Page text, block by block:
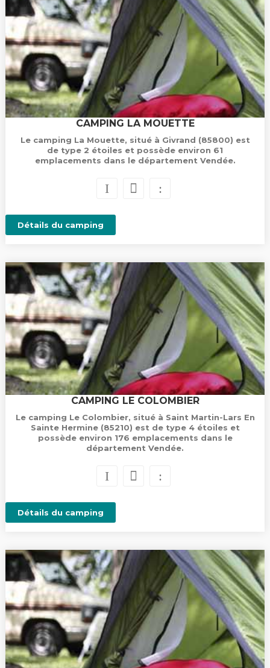
CAMPING LA MOUETTE
Le camping La Mouette, situé à Givrand (85800) est
de type 2 étoiles et possède environ 61
emplacements dans le département Vendée.
Détails du camping
CAMPING LE COLOMBIER
Le camping Le Colombier, situé à Saint Martin-Lars En
Sainte Hermine (85210) est de type 4 étoiles et
possède environ 176 emplacements dans le
département Vendée.
Détails du camping